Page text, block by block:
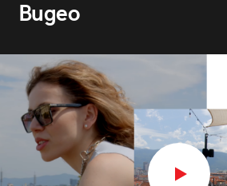
Видео